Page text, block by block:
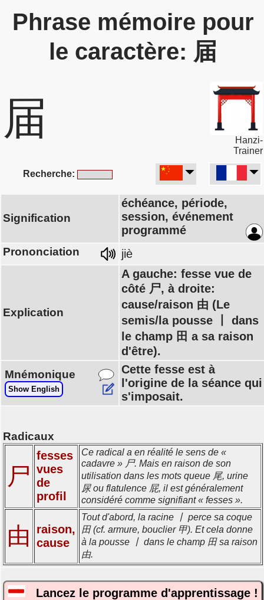
Phrase mémoire pour
le caractère: 届
届
Hanzi-
Trainer
Recherche:
Signification
échéance, période,
session, événement
programmé
Prononciation jiè
Explication
A gauche: fesse vue de
côté 尸, à droite:
cause/raison 由 (Le
semis/la pousse 丨 dans
le champ 田 a sa raison
d'être).
Mnémonique
Show English
Cette fesse est à
l'origine de la séance qui
s'imposait.
Radicaux
尸
fesses
vues
de
profil
Ce radical a en réalité le sens de «
cadavre » 尸. Mais en raison de son
utilisation dans les mots queue 尾, urine
尿 ou flatulence 屁, il est généralement
considéré comme signifiant « fesses ».
由
raison,
cause
Tout d'abord, la racine 丨 perce sa coque
田 (cf. armure, bouclier 甲). Et cela donne
à la pousse 丨 dans le champ 田 sa raison
由.
Lancez le programme d'apprentissage !